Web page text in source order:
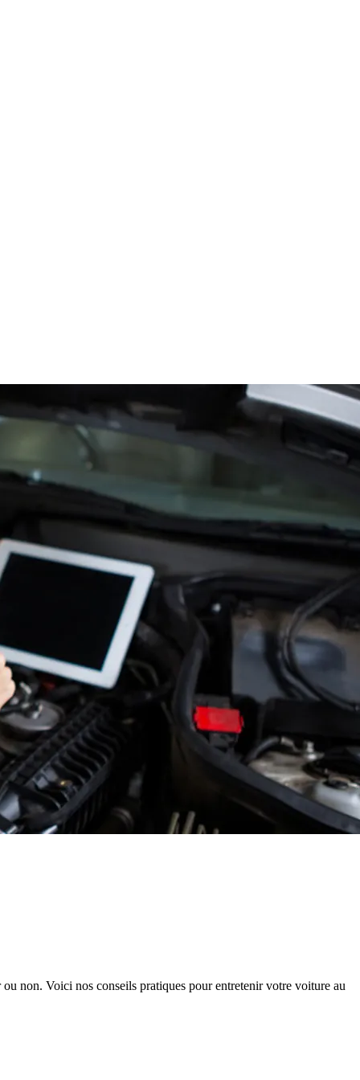
non. Voici nos conseils pratiques pour entretenir votre voiture au